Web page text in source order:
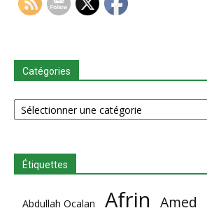
Catégories
Catégories
Étiquettes
Abdullah Ocalan Afrin Amed